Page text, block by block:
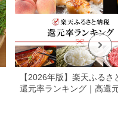
【2026年版】楽天ふるさと
還元率ランキング｜高還元率